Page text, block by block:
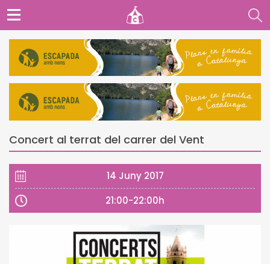
Concert al terrat del carrer del Vent
14 Juny 2017
21:00-22:00h